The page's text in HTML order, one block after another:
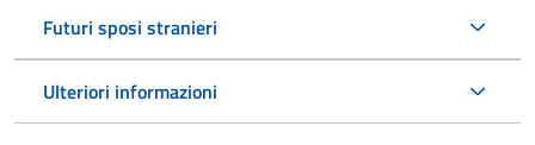
Futuri sposi stranieri
Ulteriori informazioni